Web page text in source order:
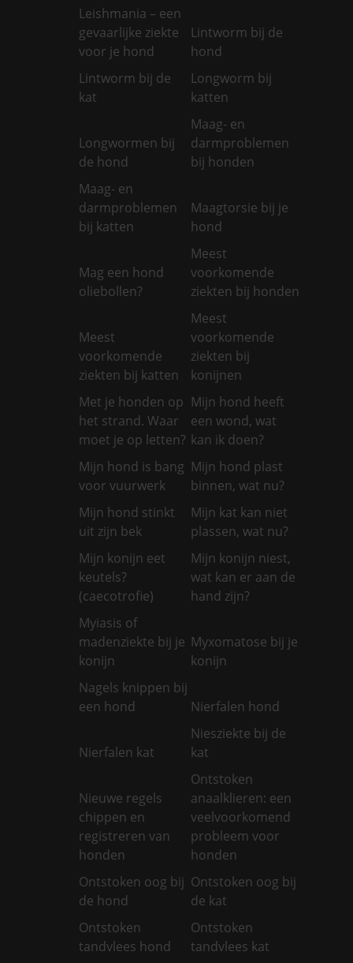
Leishmania – een
gevaarlijke ziekte
voor je hond
Lintworm bij de
hond
Lintworm bij de
kat
Longworm bij
katten
Longwormen bij
de hond
Maag- en
darmproblemen
bij honden
Maag- en
darmproblemen
bij katten
Maagtorsie bij je
hond
Mag een hond
oliebollen?
Meest
voorkomende
ziekten bij honden
Meest
voorkomende
ziekten bij katten
Meest
voorkomende
ziekten bij
konijnen
Met je honden op
het strand. Waar
moet je op letten?
Mijn hond heeft
een wond, wat
kan ik doen?
Mijn hond is bang
voor vuurwerk
Mijn hond plast
binnen, wat nu?
Mijn hond stinkt
uit zijn bek
Mijn kat kan niet
plassen, wat nu?
Mijn konijn eet
keutels?
(caecotrofie)
Mijn konijn niest,
wat kan er aan de
hand zijn?
Myiasis of
madenziekte bij je
konijn
Myxomatose bij je
konijn
Nagels knippen bij
een hond
Nierfalen hond
Nierfalen kat
Niesziekte bij de
kat
Nieuwe regels
chippen en
registreren van
honden
Ontstoken
anaalklieren: een
veelvoorkomend
probleem voor
honden
Ontstoken oog bij
de hond
Ontstoken oog bij
de kat
Ontstoken
tandvlees hond
Ontstoken
tandvlees kat